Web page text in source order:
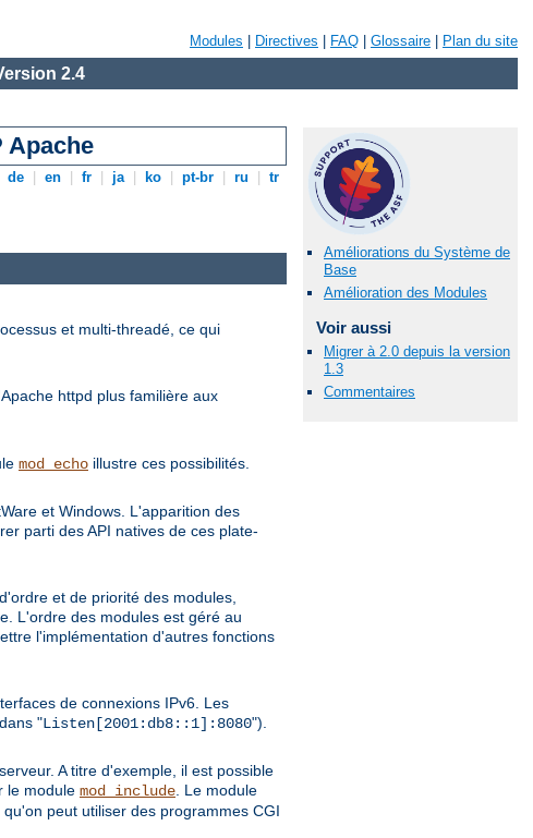
Modules Directives FAQ Glossaire Plan du site
2.4
Apache
de en fr ja ko pt-br ru tr
Améliorations du Système de
Base
Amélioration des Modules
Voir aussi
Migrer à 2.0 depuis la version
1.3
Commentaires
et multi-threadé, ce qui
httpd plus familière aux
mod_echo illustre ces possibilités.
et Windows. L'apparition des
parti des API natives de ces plate-
et de priorité des modules,
L'ordre des modules est géré au
l'implémentation d'autres fonctions
de connexions IPv6. Les
"Listen[2001:db8::1]:8080").
A titre d'exemple, il est possible
le module mod_include . Le module
peut utiliser des programmes CGI